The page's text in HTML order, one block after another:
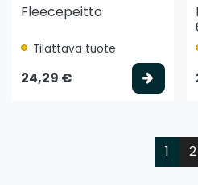
Fleecepeitto
Tilattava tuote
24,29 €
1 2